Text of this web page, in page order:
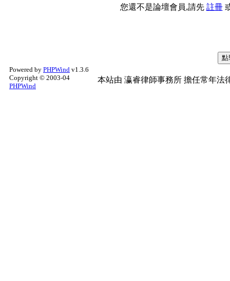
您還不是論壇會員,請先 註冊
Powered by PHPWind v1.3.6
Copyright © 2003-04
PHPWind
本站由 瀛睿律師事務所 擔任常年法